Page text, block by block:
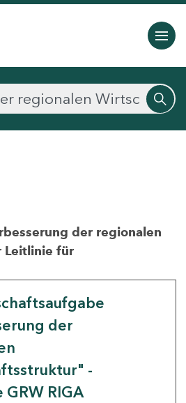
der regionalen
Leitlinie für
der
-
GRW RIGA